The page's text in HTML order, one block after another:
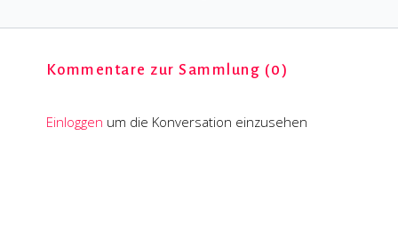
Praxis.....
wo die Intensität
Gefahr werden könnte.
Kommentare zur Sammlung (0)
Einloggen um die Konversation einzusehen